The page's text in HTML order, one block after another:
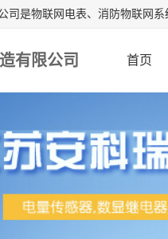
有限公司 首页